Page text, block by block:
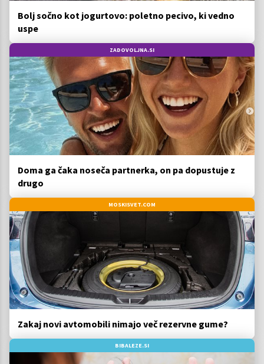
Bolj sočno kot jogurtovo: poletno pecivo, ki vedno
uspe
ZADOVOLJNA.SI
Doma ga čaka noseča partnerka, on pa dopustuje z
drugo
MOSKISVET.COM
Zakaj novi avtomobili nimajo več rezervne gume?
BIBALEZE.SI